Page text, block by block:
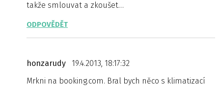
takže smlouvat a zkoušet…
ODPOVĚDĚT
honzarudy
19.4.2013, 18:17:32
Mrkni na booking.com. Bral bych něco s klimatizací